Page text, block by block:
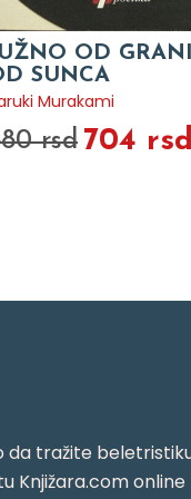
OD
SUNCA
Murakami
rsd 704 rsd
da tražite
Knjižara.com online